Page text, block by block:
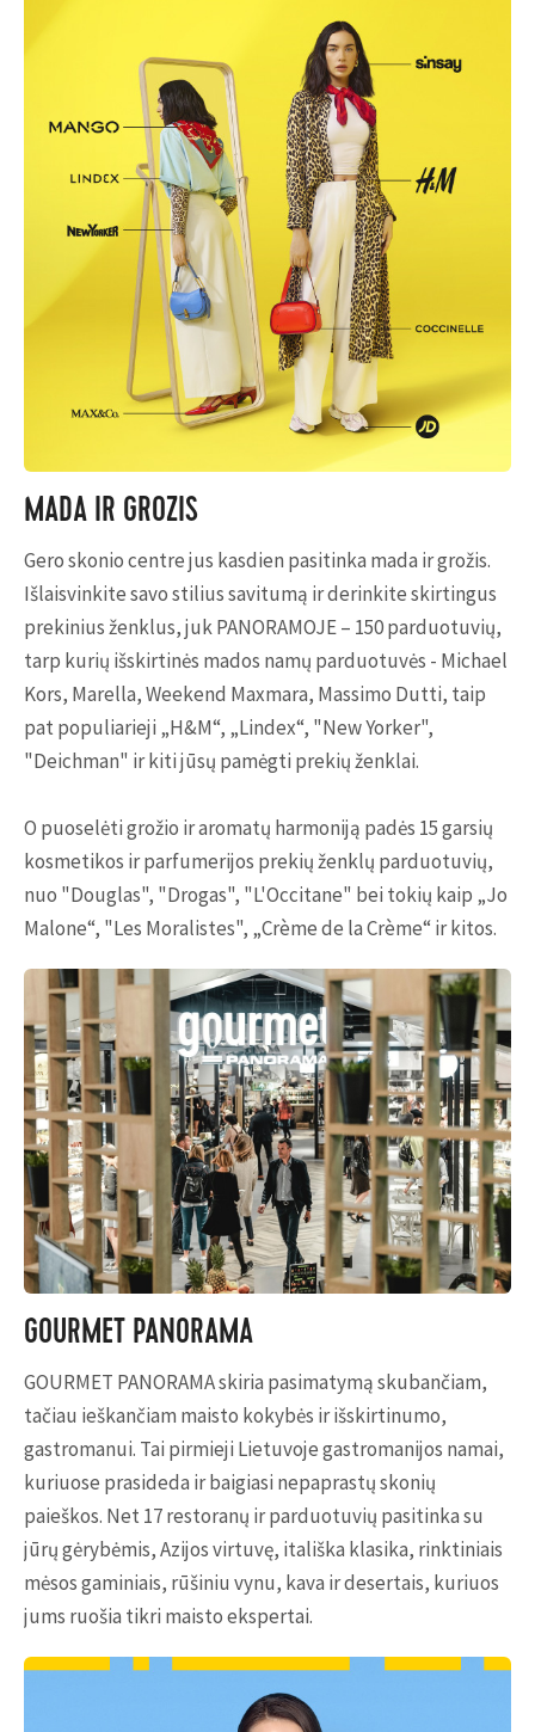
MADA IR GROŽIS
Gero skonio centre jus kasdien pasitinka mada ir grožis.
Išlaisvinkite savo stilius savitumą ir derinkite skirtingus
prekinius ženklus, juk PANORAMOJE – 150 parduotuvių,
tarp kurių išskirtinės mados namų parduotuvės - Michael
Kors, Marella, Weekend Maxmara, Massimo Dutti, taip
pat populiarieji „H&M“, „Lindex“, "New Yorker",
"Deichman" ir kiti jūsų pamėgti prekių ženklai.
O puoselėti grožio ir aromatų harmoniją padės 15 garsių
kosmetikos ir parfumerijos prekių ženklų parduotuvių,
nuo "Douglas", "Drogas", "L'Occitane" bei tokių kaip „Jo
Malone“, "Les Moralistes", „Crème de la Crème“ ir kitos.
GOURMET PANORAMA
GOURMET PANORAMA skiria pasimatymą skubančiam,
tačiau ieškančiam maisto kokybės ir išskirtinumo,
gastromanui. Tai pirmieji Lietuvoje gastromanijos namai,
kuriuose prasideda ir baigiasi nepaprastų skonių
paieškos. Net 17 restoranų ir parduotuvių pasitinka su
jūrų gėrybėmis, Azijos virtuvę, itališka klasika, rinktiniais
mėsos gaminiais, rūšiniu vynu, kava ir desertais, kuriuos
jums ruošia tikri maisto ekspertai.